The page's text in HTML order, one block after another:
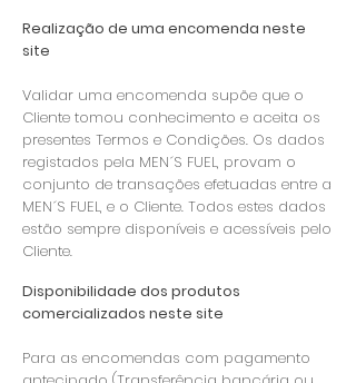
Realização de uma encomenda neste
site
Validar uma encomenda supõe que o
Cliente tomou conhecimento e aceita os
presentes Termos e Condições. Os dados
registados pela MEN´S FUEL, provam o
conjunto de transações efetuadas entre a
MEN´S FUEL, e o Cliente. Todos estes dados
estão sempre disponíveis e acessíveis pelo
Cliente.
Disponibilidade dos produtos
comercializados neste site
Para as encomendas com pagamento